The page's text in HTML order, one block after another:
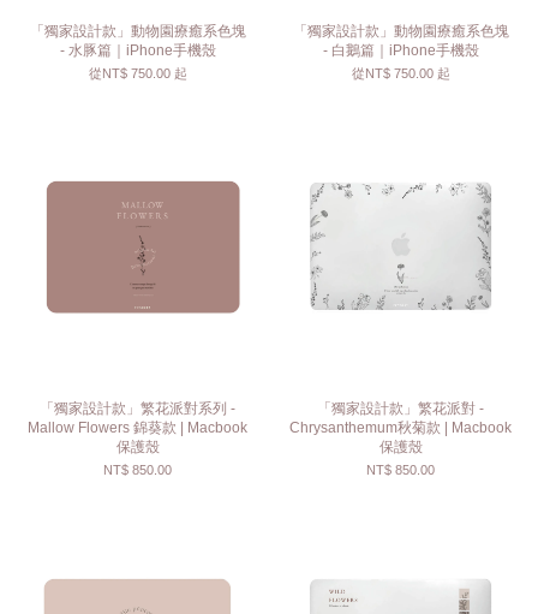
「獨家設計款」動物園療癒系色塊
- 水豚篇｜iPhone手機殼
從NT$ 750.00 起
「獨家設計款」動物園療癒系色塊
- 白鵝篇｜iPhone手機殼
從NT$ 750.00 起
「獨家設計款」繁花派對系列 -
Mallow Flowers 錦葵款 | Macbook
保護殼
NT$ 850.00
「獨家設計款」繁花派對 -
Chrysanthemum秋菊款 | Macbook
保護殼
NT$ 850.00